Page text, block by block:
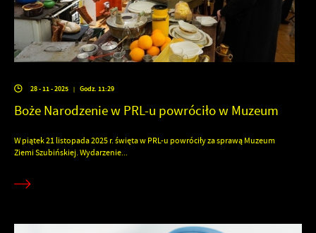
28 - 11 - 2025 | Godz. 11:29
Boże Narodzenie w PRL-u powróciło w Muzeum
W piątek 21 listopada 2025 r. święta w PRL-u powróciły za sprawą Muzeum
Ziemi Szubińskiej. Wydarzenie...